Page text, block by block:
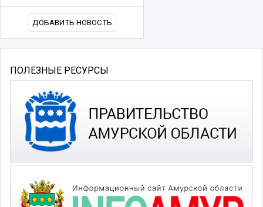
ДОБАВИТЬ НОВОСТЬ
ПОЛЕЗНЫЕ РЕСУРСЫ